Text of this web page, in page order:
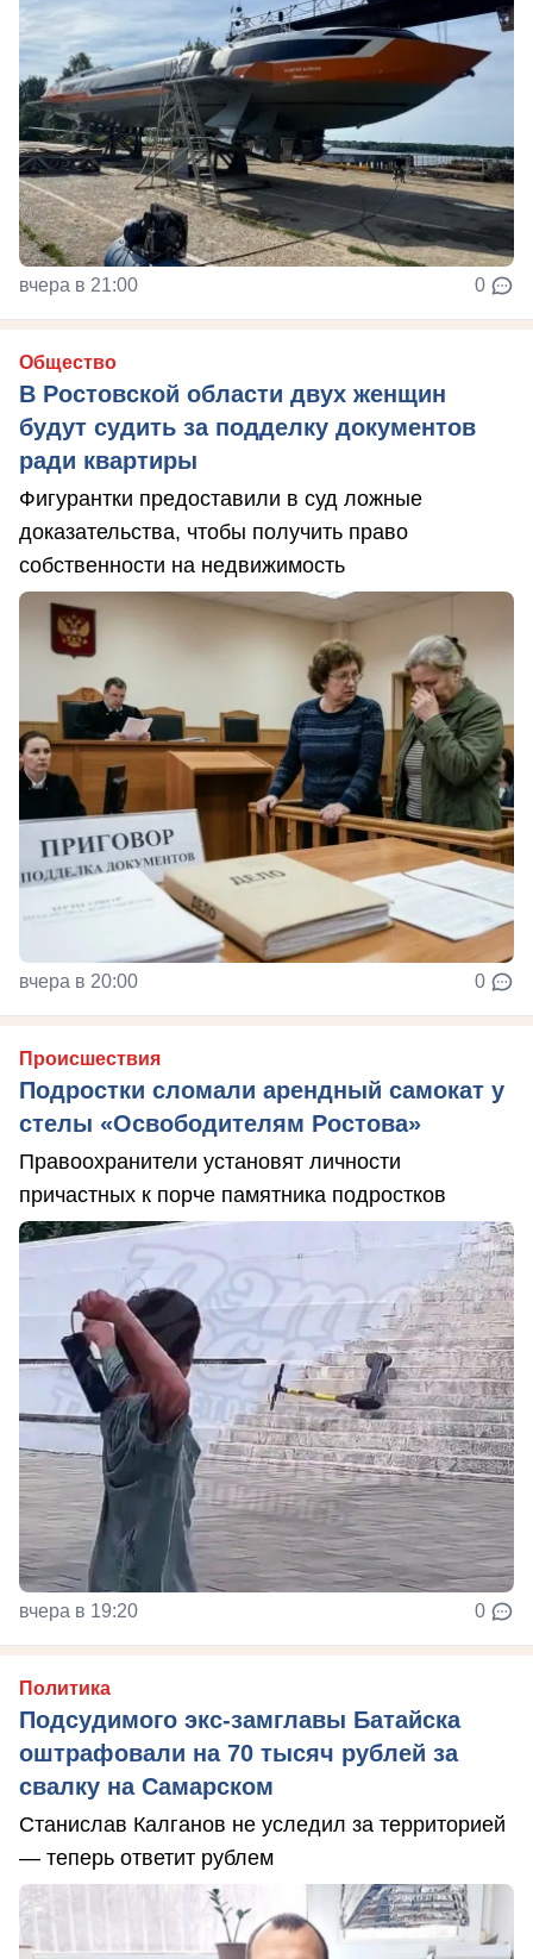
вчера в 21:00 0
Общество
В Ростовской области двух женщин
будут судить за подделку документов
ради квартиры
Фигурантки предоставили в суд ложные
доказательства, чтобы получить право
собственности на недвижимость
вчера в 20:00 0
Происшествия
Подростки сломали арендный самокат у
стелы «Освободителям Ростова»
Правоохранители установят личности
причастных к порче памятника подростков
вчера в 19:20 0
Политика
Подсудимого экс-замглавы Батайска
оштрафовали на 70 тысяч рублей за
свалку на Самарском
Станислав Калганов не уследил за территорией
— теперь ответит рублем